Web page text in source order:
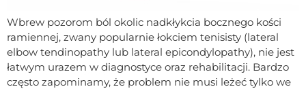
Wbrew pozorom ból okolic nadkłykcia bocznego kości
ramiennej, zwany popularnie łokciem tenisisty (lateral
elbow tendinopathy lub lateral epicondylopathy), nie jest
łatwym urazem w diagnostyce oraz rehabilitacji. Bardzo
często zapominamy, że problem nie musi leżeć tylko we